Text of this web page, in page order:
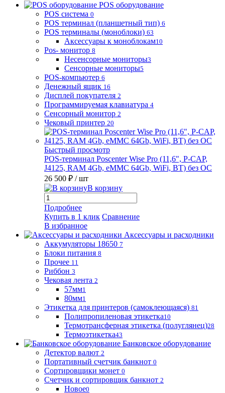
POS оборудование
POS система 0
POS терминал (планшетный тип) 6
POS терминалы (моноблоки) 63
Аксессуары к моноблокам10
Pos- монитор 8
Несенсорные мониторы3
Сенсорные мониторы5
POS-компьютер 6
Денежный ящик 16
Дисплей покупателя 2
Программируемая клавиатура 4
Сенсорный монитор 2
Чековый принтер 20
Быстрый просмотр
POS-терминал Poscenter Wise Pro (11,6", P-CAP,
J4125, RAM 4Gb, eMMC 64Gb, WiFi, BT) без ОС
26 500 ₽ / шт
В корзину
Подробнее
Купить в 1 клик Сравнение
В избранное
Аксессуары и расходники
Аккумуляторы 18650 7
Блоки питания 8
Прочее 11
Риббон 3
Чековая лента 2
57мм1
80мм1
Этикетка для принтеров (самоклеющаяся) 81
Полипропиленовая этикетка10
Термотрансферная этикетка (полуглянец)28
Термоэтикетка43
Банковское оборудование
Детектор валют 2
Портативный счетчик банкнот 0
Сортировщики монет 0
Счетчик и сортировщик банкнот 2
Новое0